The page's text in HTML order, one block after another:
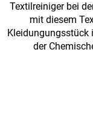
Textilreiniger bei
mit diesem
Kleidungungsstück
der